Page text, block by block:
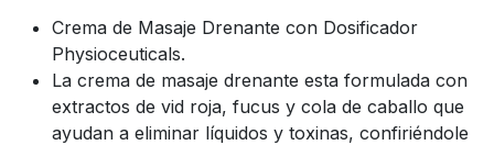
Crema de Masaje Drenante con Dosificador
Physioceuticals.
La crema de masaje drenante esta formulada con
extractos de vid roja, fucus y cola de caballo que
ayudan a eliminar líquidos y toxinas, confiriéndole